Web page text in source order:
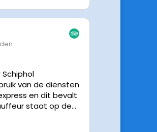
van de diensten
en dit bevalt
staat op de
om je op te